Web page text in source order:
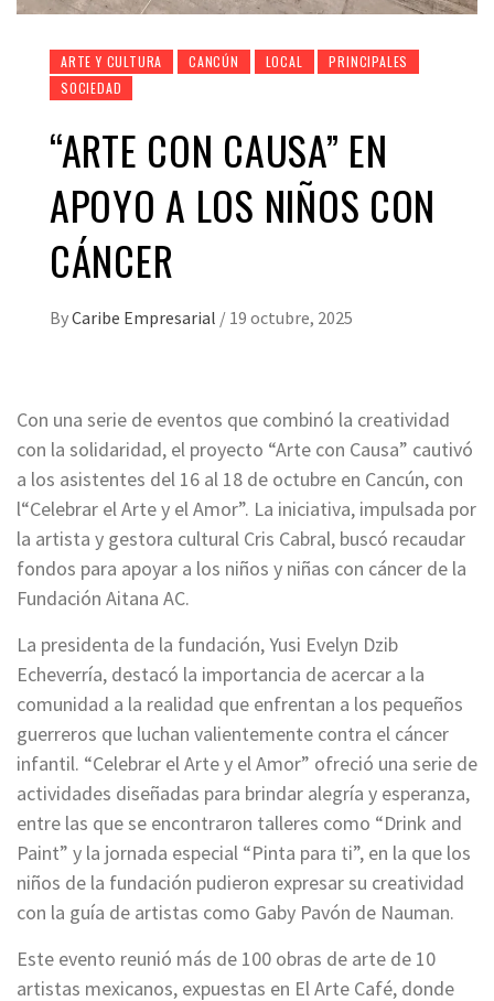
ARTE Y CULTURA CANCÚN LOCAL
PRINCIPALES
SOCIEDAD
“ARTE CON CAUSA” EN
APOYO A LOS NIÑOS CON
CÁNCER
ByCaribe Empresarial / 19 octubre, 2025
Con una serie de eventos que combinó la creatividad
con la solidaridad, el proyecto “Arte con Causa” cautivó
a los asistentes del 16 al 18 de octubre en Cancún, con
l“Celebrar el Arte y el Amor”. La iniciativa, impulsada por
la artista y gestora cultural Cris Cabral, buscó recaudar
fondos para apoyar a los niños y niñas con cáncer de la
Fundación Aitana AC.
La presidenta de la fundación, Yusi Evelyn Dzib
Echeverría, destacó la importancia de acercar a la
comunidad a la realidad que enfrentan a los pequeños
guerreros que luchan valientemente contra el cáncer
infantil. “Celebrar el Arte y el Amor” ofreció una serie de
actividades diseñadas para brindar alegría y esperanza,
entre las que se encontraron talleres como “Drink and
Paint” y la jornada especial “Pinta para ti”, en la que los
niños de la fundación pudieron expresar su creatividad
con la guía de artistas como Gaby Pavón de Nauman.
Este evento reunió más de 100 obras de arte de 10
artistas mexicanos, expuestas en El Arte Café, donde